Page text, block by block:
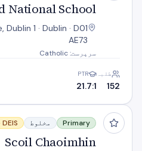
National School
1 · Dublin · D01
AE73
سرپرست: Catholic
طلبہ
152
PTR
21.7:1
Scoil Chaoimhin
Primary مخلوط DEIS
Scoil Chaoimhin